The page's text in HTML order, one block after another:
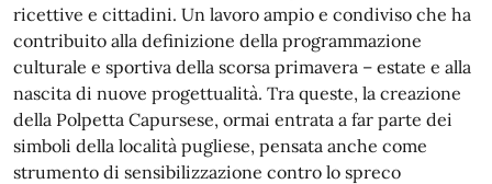
ricettive e cittadini. Un lavoro ampio e condiviso che ha
contribuito alla definizione della programmazione
culturale e sportiva della scorsa primavera – estate e alla
nascita di nuove progettualità. Tra queste, la creazione
della Polpetta Capursese, ormai entrata a far parte dei
simboli della località pugliese, pensata anche come
strumento di sensibilizzazione contro lo spreco